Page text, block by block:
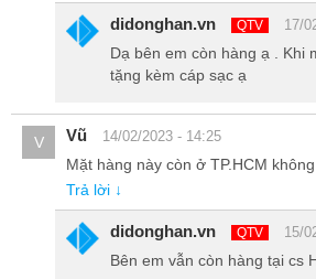
Nhược điểm của chiếc màn hình này là
bình thường. Thời lượng on screen sẽ ít
thường khoảng 1 đến 2 tiếng. Tuy nhiên,
trợ sạc nhanh 25W thì mọi vấn đề về
didonghan.vn QTV 17/
Dạ bên em còn hàng ạ . Khi
tặng kèm cáp sạc ạ
V Vũ 14/02/2023 - 14:25
Mặt hàng này còn ở TP.HCM
Trả lời ↓
didonghan.vn QTV 15/
Bên em vẫn còn hàng tại cs